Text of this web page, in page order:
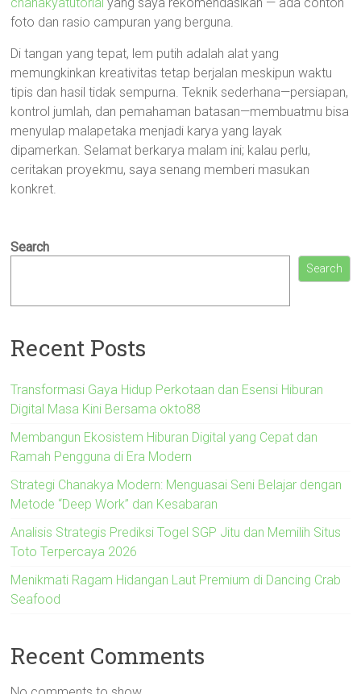
foto dan rasio campuran yang berguna.
Di tangan yang tepat, lem putih adalah alat yang
memungkinkan kreativitas tetap berjalan meskipun waktu
tipis dan hasil tidak sempurna. Teknik sederhana—persiapan,
kontrol jumlah, dan pemahaman batasan—membuatmu bisa
menyulap malapetaka menjadi karya yang layak
dipamerkan. Selamat berkarya malam ini; kalau perlu,
ceritakan proyekmu, saya senang memberi masukan
konkret.
Search
Search
Recent Posts
Transformasi Gaya Hidup Perkotaan dan Esensi Hiburan
Digital Masa Kini Bersama okto88
Membangun Ekosistem Hiburan Digital yang Cepat dan
Ramah Pengguna di Era Modern
Strategi Chanakya Modern: Menguasai Seni Belajar dengan
Metode “Deep Work” dan Kesabaran
Analisis Strategis Prediksi Togel SGP Jitu dan Memilih Situs
Toto Terpercaya 2026
Menikmati Ragam Hidangan Laut Premium di Dancing Crab
Seafood
Recent Comments